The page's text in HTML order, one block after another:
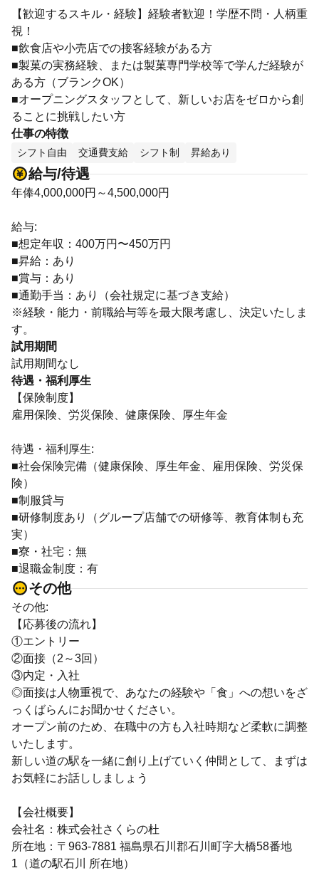
【歓迎するスキル・経験】経験者歓迎！学歴不問・人柄重
視！
■飲食店や小売店での接客経験がある方
■製菓の実務経験、または製菓専門学校等で学んだ経験が
ある方（ブランクOK）
■オープニングスタッフとして、新しいお店をゼロから創
ることに挑戦したい方
仕事の特徴
シフト自由 交通費支給 シフト制 昇給あり
給与/待遇
年俸4,000,000円～4,500,000円
給与:
■想定年収：400万円〜450万円
■昇給：あり
■賞与：あり
■通勤手当：あり（会社規定に基づき支給）
※経験・能力・前職給与等を最大限考慮し、決定いたしま
す。
試用期間
試用期間なし
待遇・福利厚生
【保険制度】
雇用保険、労災保険、健康保険、厚生年金
待遇・福利厚生:
■社会保険完備（健康保険、厚生年金、雇用保険、労災保
険）
■制服貸与
■研修制度あり（グループ店舗での研修等、教育体制も充
実）
■寮・社宅：無
■退職金制度：有
その他
その他:
【応募後の流れ】
①エントリー
②面接（2～3回）
③内定・入社
◎面接は人物重視で、あなたの経験や「食」への想いをざ
っくばらんにお聞かせください。
オープン前のため、在職中の方も入社時期など柔軟に調整
いたします。
新しい道の駅を一緒に創り上げていく仲間として、まずは
お気軽にお話ししましょう
【会社概要】
会社名：株式会社さくらの杜
所在地：〒963-7881 福島県石川郡石川町字大橋58番地
1（道の駅石川 所在地）